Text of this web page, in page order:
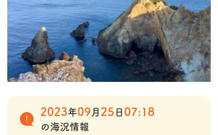
2023年09 月 25 日 07:18
の海況情報